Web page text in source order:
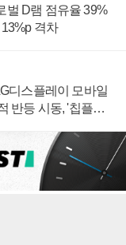
벌 D램 점유율 39%
격차
디스플레이 모바일
반등 시동, '칩플레